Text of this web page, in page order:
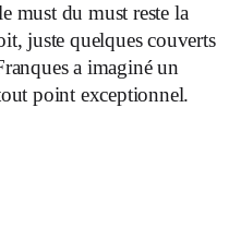
must du must reste la
juste quelques couverts
a imaginé un
point exceptionnel.